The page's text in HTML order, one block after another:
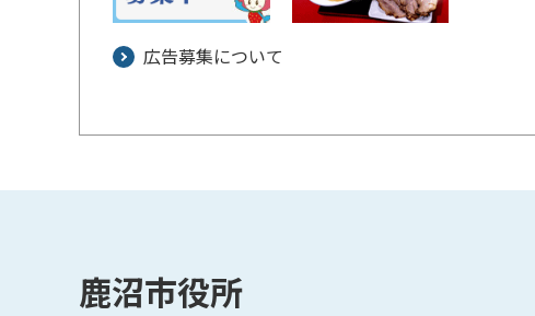
広告募集について
鹿沼市役所